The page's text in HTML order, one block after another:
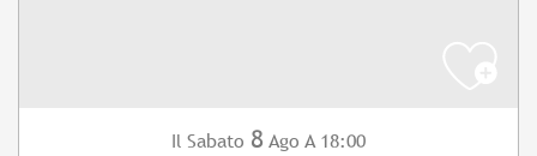
Il Sabato 8 Ago A 18:00